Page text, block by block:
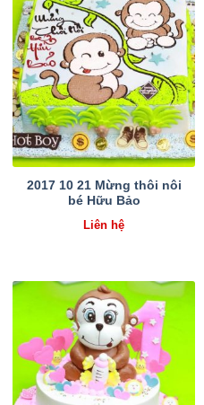
2017 10 21 Mừng thôi nôi
bé Hữu Bảo
Liên hệ